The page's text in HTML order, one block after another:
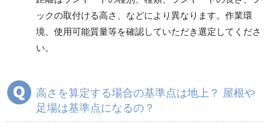
ックの取付ける高さ、などにより異なります。作業環
境、使用可能質量等を確認していただき選定してくださ
い。
高さを算定する場合の基準点は地上？ 屋根や
足場は基準点になるの？